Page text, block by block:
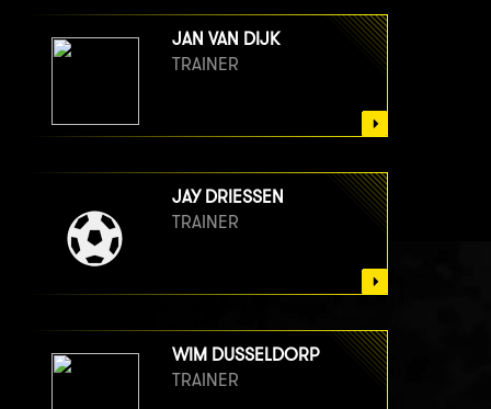
JAN VAN DIJK
TRAINER
JAY DRIESSEN
TRAINER
WIM DUSSELDORP
TRAINER